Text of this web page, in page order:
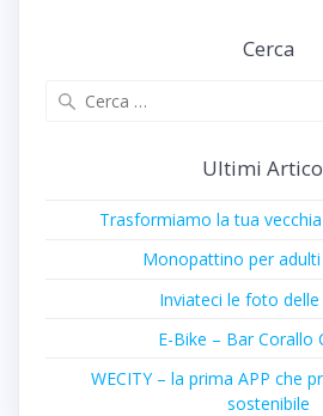
Cerca
Ultimi
Trasformiamo la tua
Monopattino per
Inviateci le foto delle
E-Bike – Bar Corallo
WECITY – la prima APP che
sostenibile